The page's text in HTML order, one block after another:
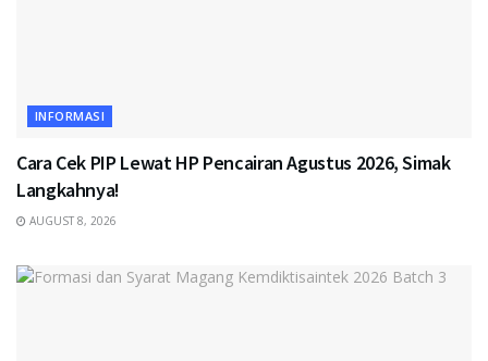
INFORMASI
Cara Cek PIP Lewat HP Pencairan Agustus 2026, Simak
Langkahnya!
AUGUST 8, 2026